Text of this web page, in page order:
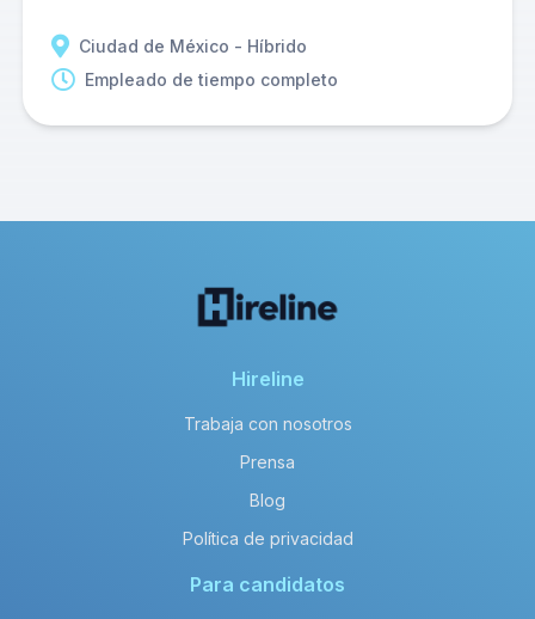
Ciudad de México - Híbrido
Empleado de tiempo completo
Hireline
Trabaja con nosotros
Prensa
Blog
Política de privacidad
Para candidatos